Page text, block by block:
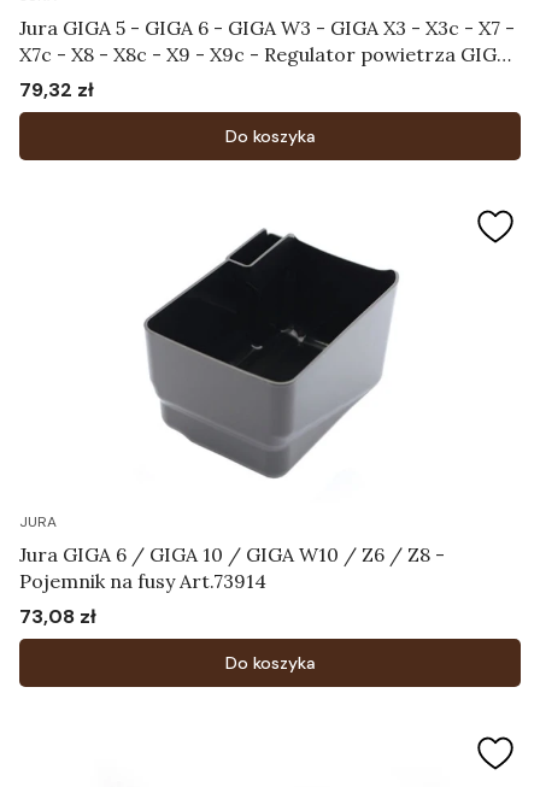
Jura GIGA 5 - GIGA 6 - GIGA W3 - GIGA X3 - X3c - X7 -
X7c - X8 - X8c - X9 - X9c - Regulator powietrza GIGA
Art.70008
Cena
79,32 zł
Do koszyka
JURA
Jura GIGA 6 / GIGA 10 / GIGA W10 / Z6 / Z8 -
Pojemnik na fusy Art.73914
Cena
73,08 zł
Do koszyka